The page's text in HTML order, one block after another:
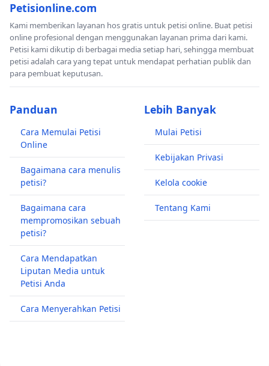
Petisionline.com
Kami memberikan layanan hos gratis untuk petisi online. Buat petisi
online profesional dengan menggunakan layanan prima dari kami.
Petisi kami dikutip di berbagai media setiap hari, sehingga membuat
petisi adalah cara yang tepat untuk mendapat perhatian publik dan
para pembuat keputusan.
Panduan
Cara Memulai Petisi
Online
Bagaimana cara menulis
petisi?
Bagaimana cara
mempromosikan sebuah
petisi?
Cara Mendapatkan
Liputan Media untuk
Petisi Anda
Cara Menyerahkan Petisi
Lebih Banyak
Mulai Petisi
Kebijakan Privasi
Kelola cookie
Tentang Kami